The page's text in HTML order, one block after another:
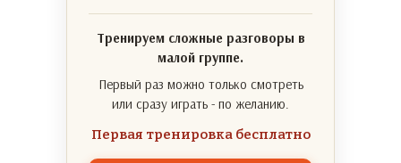
Тренируем сложные разговоры в
малой группе.
Первый раз можно только смотреть
или сразу играть - по желанию.
Первая тренировка бесплатно